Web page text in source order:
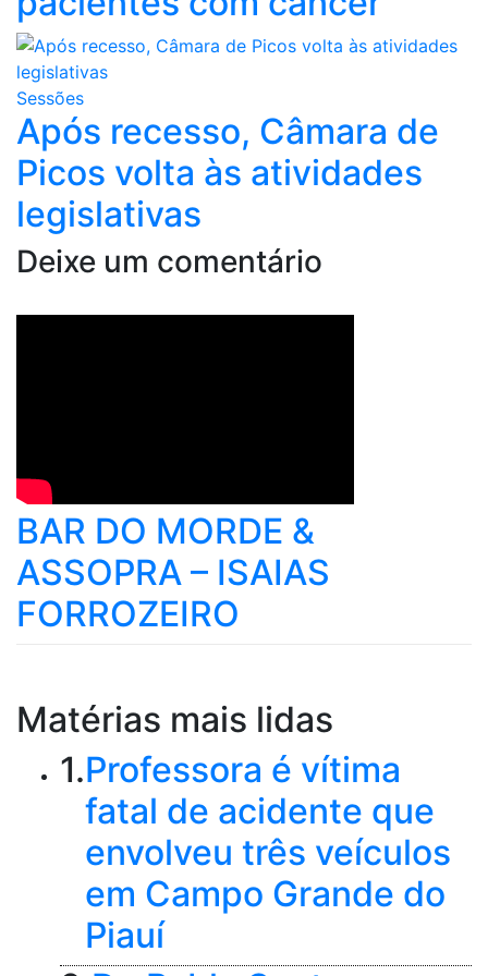
Sessões
Após recesso, Câmara de
Picos volta às atividades
legislativas
Deixe um comentário
BAR DO MORDE &
ASSOPRA – ISAIAS
FORROZEIRO
Matérias mais lidas
1.Professora é vítima
fatal de acidente que
envolveu três veículos
em Campo Grande do
Piauí